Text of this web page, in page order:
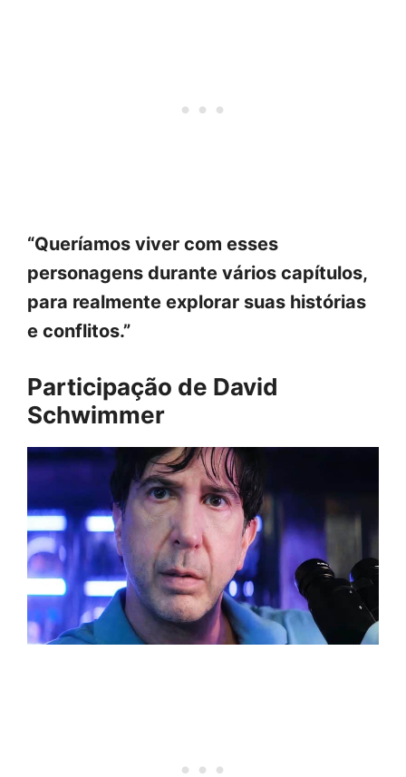
“Queríamos viver com esses
personagens durante vários capítulos,
para realmente explorar suas histórias
e conflitos.”
Participação de David
Schwimmer